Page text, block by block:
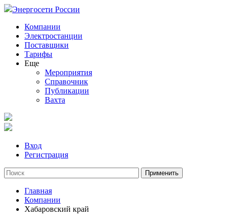
Энергосети России
Компании
Электростанции
Поставщики
Тарифы
Еще
Мероприятия
Справочник
Публикации
Вахта
Вход
Регистрация
Главная
Компании
Хабаровский край